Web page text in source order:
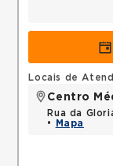
Locais de
Centro
Rua da
•
Mapa